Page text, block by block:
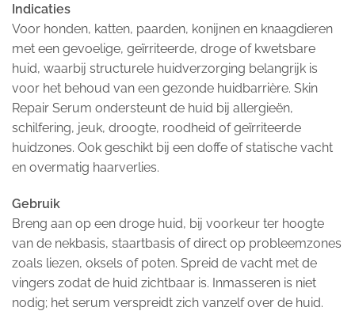
Indicaties
Voor honden, katten, paarden, konijnen en knaagdieren
met een gevoelige, geïrriteerde, droge of kwetsbare
huid, waarbij structurele huidverzorging belangrijk is
voor het behoud van een gezonde huidbarrière. Skin
Repair Serum ondersteunt de huid bij allergieën,
schilfering, jeuk, droogte, roodheid of geïrriteerde
huidzones. Ook geschikt bij een doffe of statische vacht
en overmatig haarverlies.
Gebruik
Breng aan op een droge huid, bij voorkeur ter hoogte
van de nekbasis, staartbasis of direct op probleemzones
zoals liezen, oksels of poten. Spreid de vacht met de
vingers zodat de huid zichtbaar is. Inmasseren is niet
nodig; het serum verspreidt zich vanzelf over de huid.